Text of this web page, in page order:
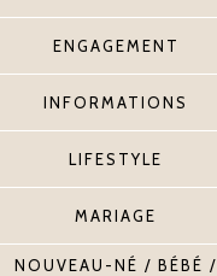
ENGAGEMENT
INFORMATIONS
LIFESTYLE
MARIAGE
NOUVEAU-NÉ / BÉBÉ /